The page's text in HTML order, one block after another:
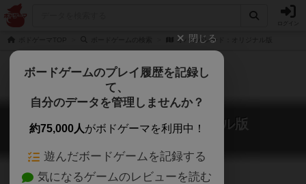
オバケパレード：オリジナル版
オバケパレード：オリジナル版
Ghost Parade
閉じる
ボードゲームのプレイ履歴を記録し
て、
自分のデータを管理しませんか？
約75,000人がボドゲーマを利用中！
遊んだボードゲームを記録する
気になるゲームのレビューを読む